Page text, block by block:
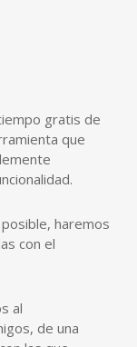
gratis de
que
haremos
con el
al
de una